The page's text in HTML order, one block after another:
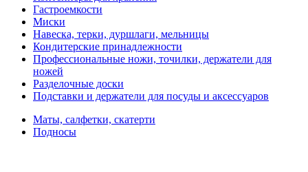
Гастроемкости
Миски
Навеска, терки, дуршлаги, мельницы
Кондитерские принадлежности
Профессиональные ножи, точилки, держатели для
ножей
Разделочные доски
Подставки и держатели для посуды и аксессуаров
Маты, салфетки, скатерти
Подносы